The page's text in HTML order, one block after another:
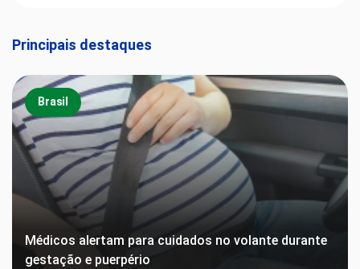
Principais destaques
Brasil
Médicos alertam para cuidados no volante durante
gestação e puerpério